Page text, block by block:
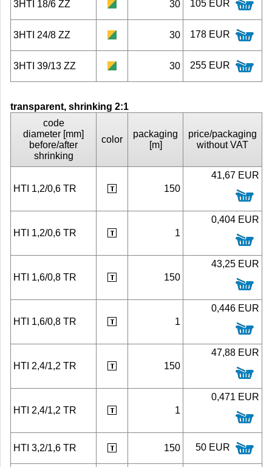
3HTI 18/6 ZZ 30 105 EUR
3HTI 24/8 ZZ 30 178 EUR
3HTI 39/13 ZZ 30 255 EUR
transparent, shrinking 2:1
code
diameter [mm]
before/after
shrinking
color
packaging
[m]
price/packaging
without VAT
HTI 1,2/0,6 TR 150
41,67 EUR
HTI 1,2/0,6 TR 1
0,404 EUR
HTI 1,6/0,8 TR 150
43,25 EUR
HTI 1,6/0,8 TR 1
0,446 EUR
HTI 2,4/1,2 TR 150
47,88 EUR
HTI 2,4/1,2 TR 1
0,471 EUR
HTI 3,2/1,6 TR 150 50 EUR